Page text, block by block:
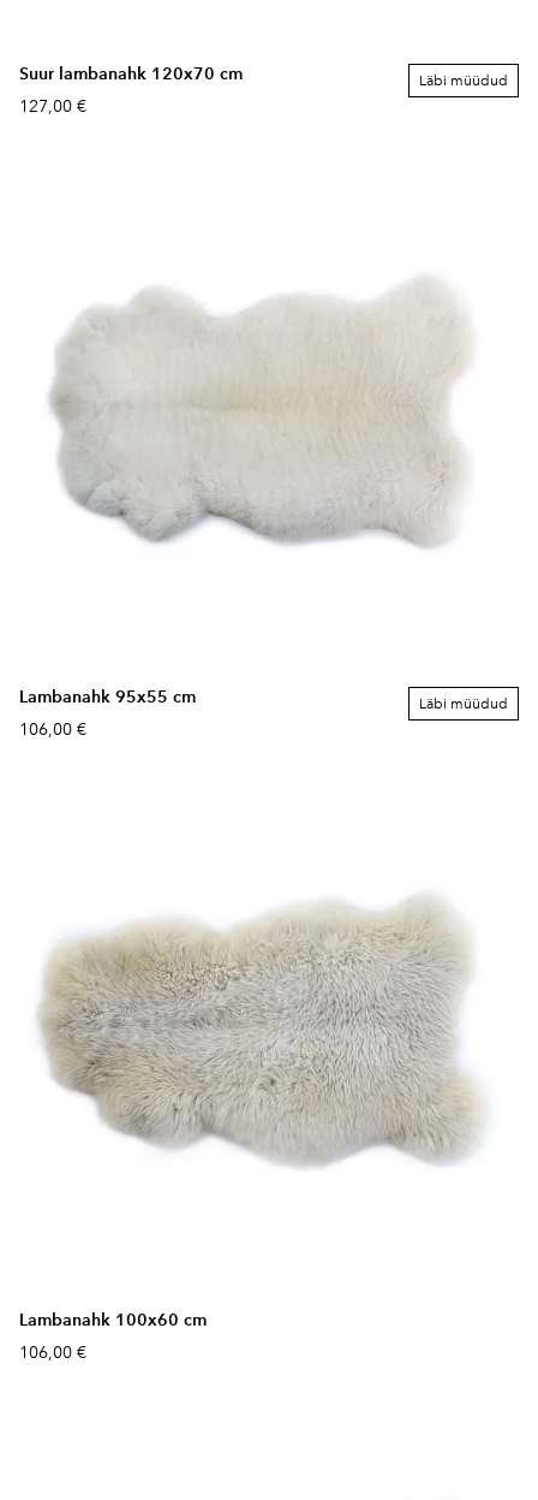
Suur lambanahk 120x70 cm
127,00 €
Läbi müüdud
Lambanahk 95x55 cm
106,00 €
Läbi müüdud
Lambanahk 100x60 cm
106,00 €